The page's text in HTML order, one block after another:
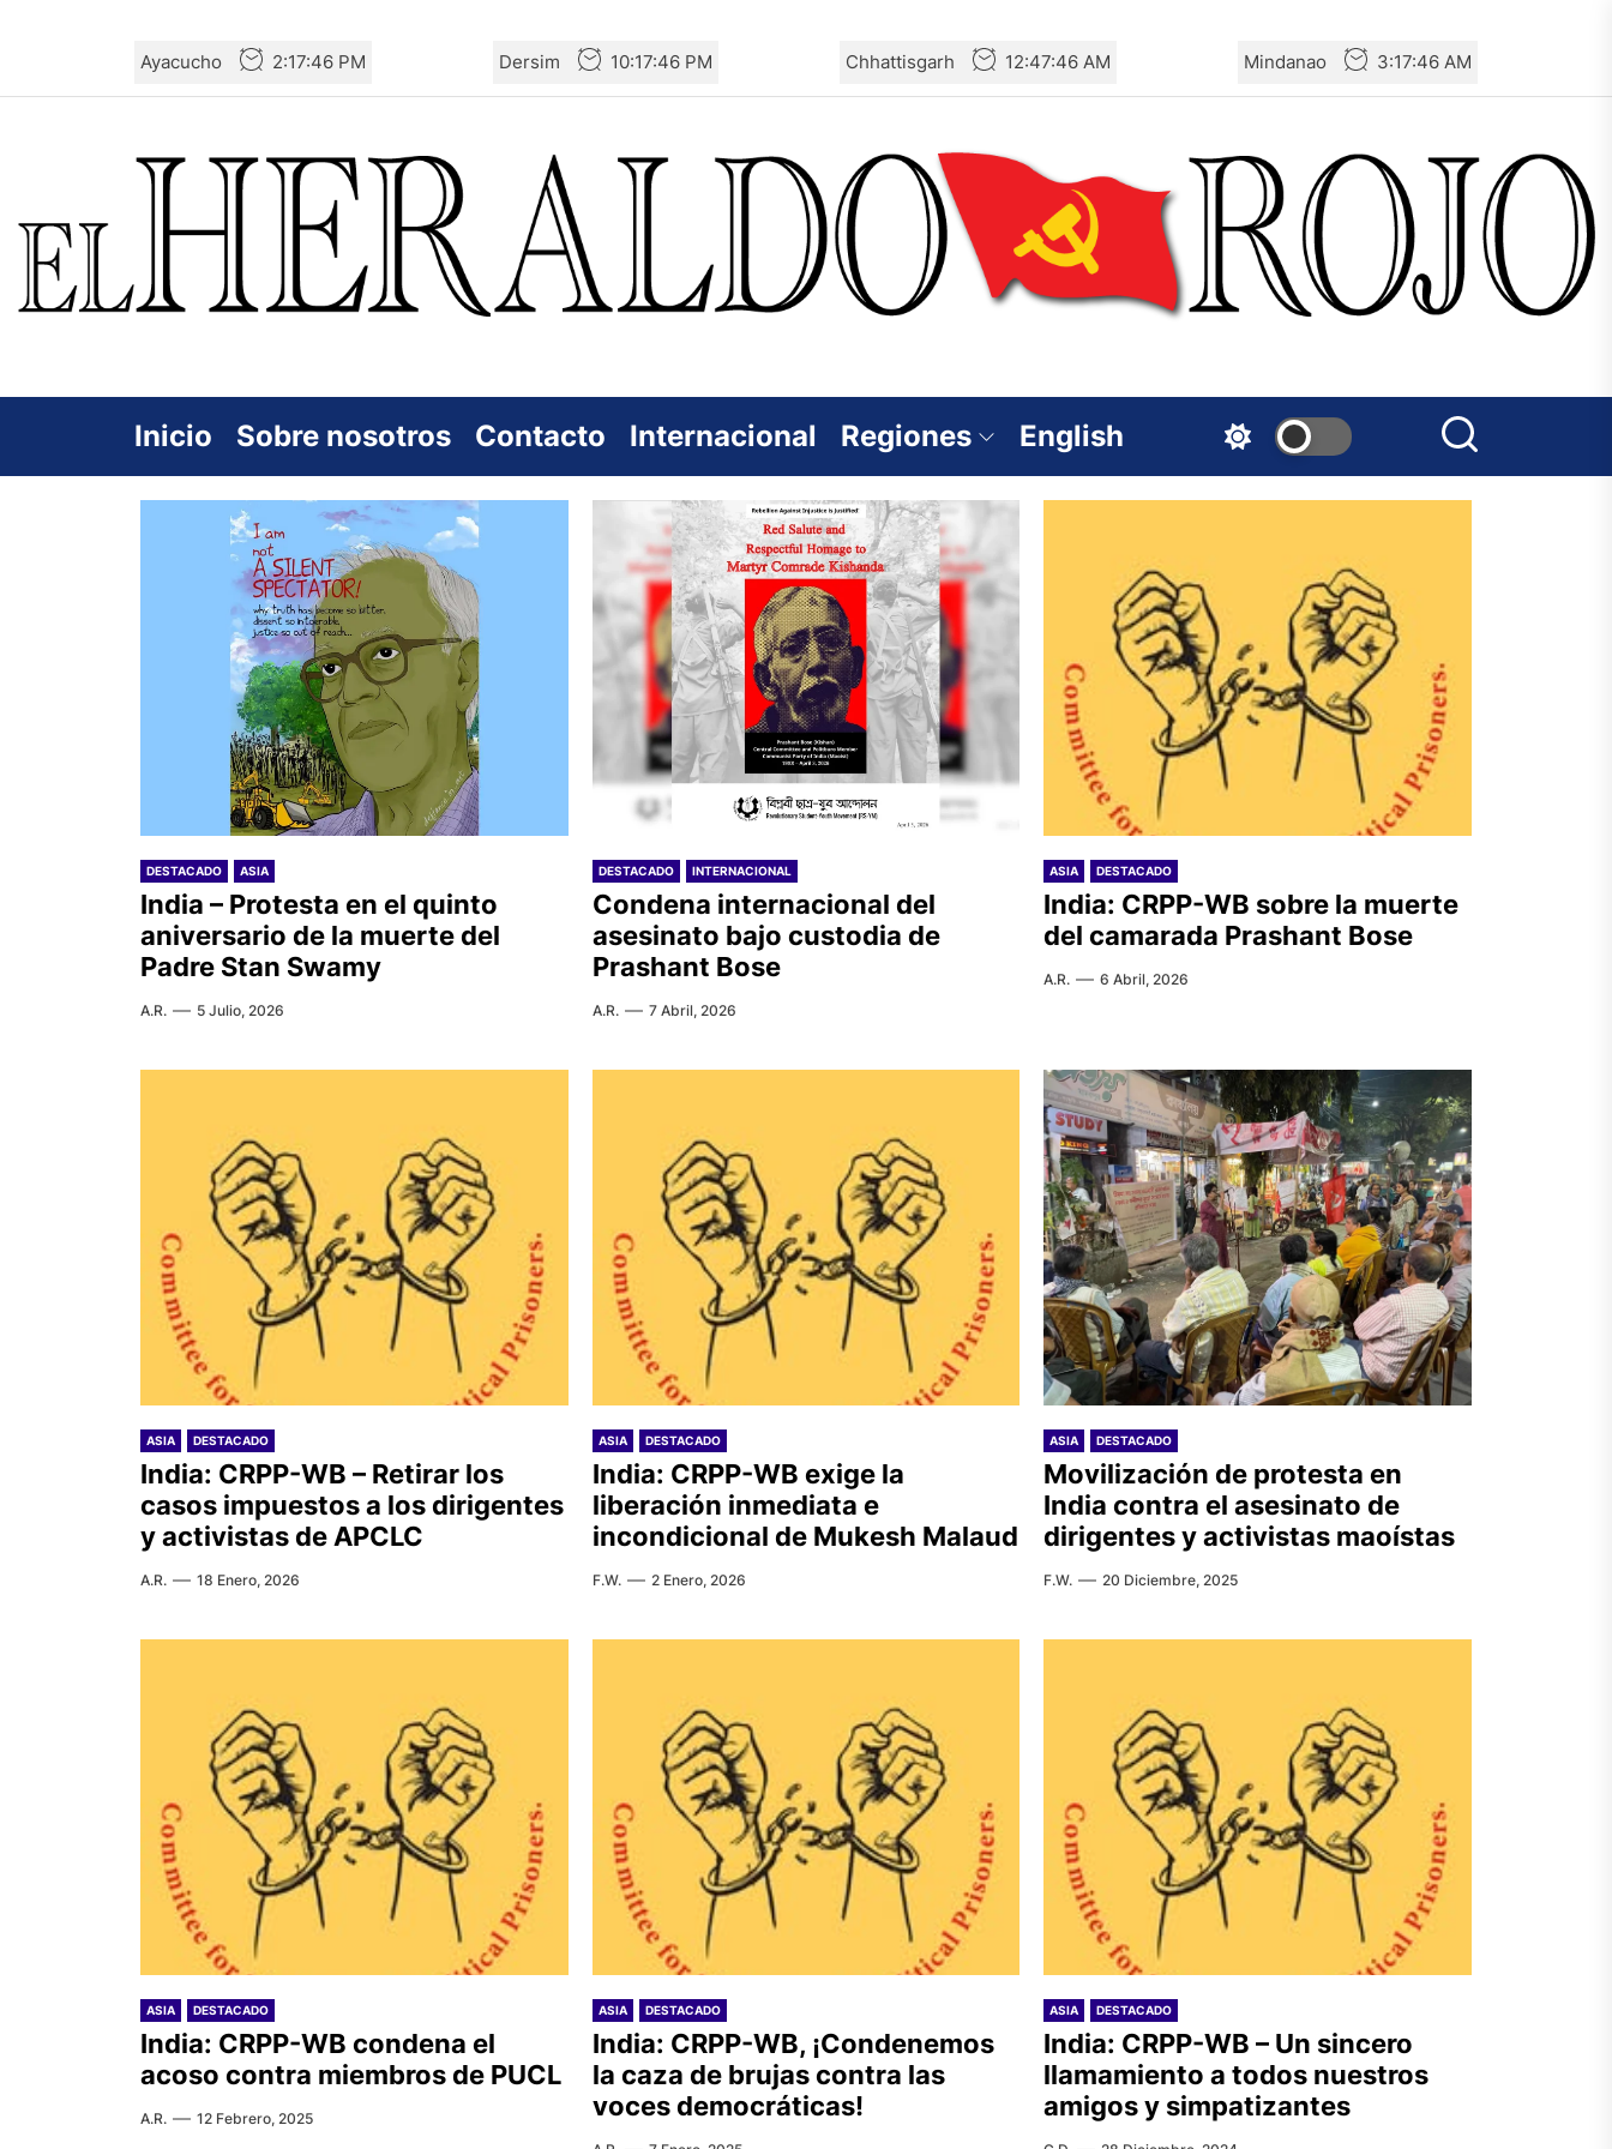
the
Ayacucho 2:17:47 PM Dersim 10:17:47 PM Chhattisgarh 12:47:47 AM Mindanao 3:17:47 AM
Inicio Sobre nosotros Contacto Internacional Regiones English
DESTACADO ASIA
India – Protesta en el quinto
aniversario de la muerte del
Padre Stan Swamy
A.R. 5 Julio, 2026
DESTACADO INTERNACIONAL
Condena internacional del
asesinato bajo custodia de
Prashant Bose
A.R. 7 Abril, 2026
ASIA DESTACADO
India: CRPP-WB sobre la muerte
del camarada Prashant Bose
A.R. 6 Abril, 2026
ASIA DESTACADO
India: CRPP-WB – Retirar los
casos impuestos a los dirigentes
y activistas de APCLC
A.R. 18 Enero, 2026
ASIA DESTACADO
India: CRPP-WB exige la
liberación inmediata e
incondicional de Mukesh Malaud
F.W. 2 Enero, 2026
ASIA DESTACADO
Movilización de protesta en
India contra el asesinato de
dirigentes y activistas maoístas
F.W. 20 Diciembre, 2025
ASIA DESTACADO
India: CRPP-WB condena el
acoso contra miembros de PUCL
A.R. 12 Febrero, 2025
ASIA DESTACADO
India: CRPP-WB, ¡Condenemos
la caza de brujas contra las
voces democráticas!
ASIA DESTACADO
India: CRPP-WB – Un sincero
llamamiento a todos nuestros
amigos y simpatizantes